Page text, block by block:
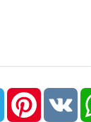
TelegramPinterestVK